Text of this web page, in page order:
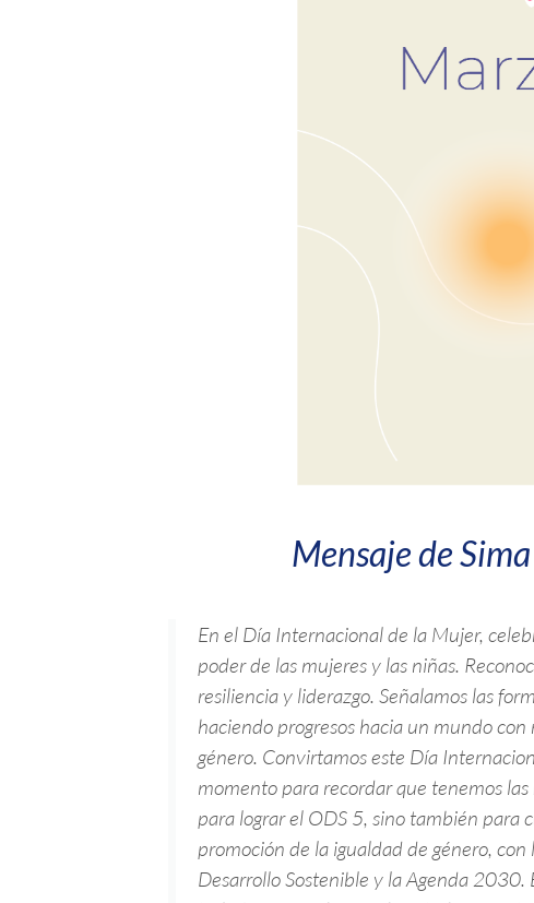
Mensaje de
En el Día Internacional de la Mujer,
poder de las mujeres y las niñas.
resiliencia y liderazgo. Señalamos las
haciendo progresos hacia un mundo con
género. Convirtamos este Día
momento para recordar que tenemos las
para lograr el ODS 5, sino también para
promoción de la igualdad de género,
Desarrollo Sostenible y la Agenda 2030.